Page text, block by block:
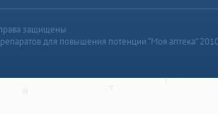
защищены
для повышения потенции “Моя аптека”